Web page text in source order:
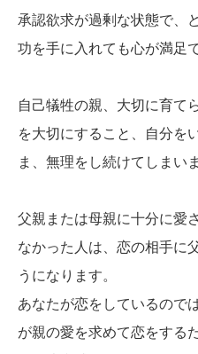
承認欲求が過剰な状態で、
功を手に入れても心が満足
自己犠牲の親、大切に育て
を大切にすること、自分を
ま、無理をし続けてしまい
父親または母親に十分に愛
なかった人は、恋の相手に
うになります。
あなたが恋をしているので
が親の愛を求めて恋をする